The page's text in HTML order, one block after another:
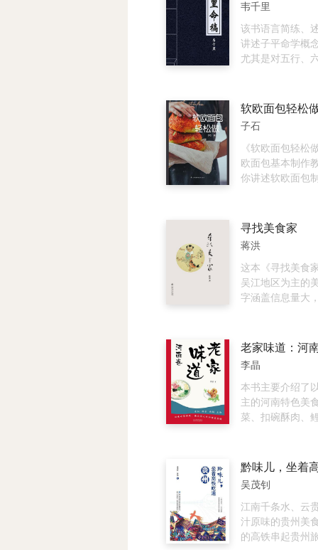
《金牌川菜》还
每道菜的摆盘要
点，菜的咸、麻
等口味的直观标
过程和收获的喜
韦千里
该书语言简练、
讲述子平命学概
尤其是对五行、
容易理解、掌握
的评断篇，基本
命书的格式：看
局、取用神、论
运、推六亲、评
业。但此书也有
分看、性格分析
弱而不是以十神
等。
软欧面包轻松
子石
《软欧面包轻松
欧面包基本制作
你讲述软欧面包
进行展示，更是
样的软欧面包生
23个的软欧面包
这本书让零基础
好者，也能轻松
爱的高颜值的软
本书第一章告诉
首先要理解面团
发酵原理、烘烤
时间、温度、面
以外，更重要的
程中添加“热爱”
一刻的美好；第
制作指南，23款
文制作教程。要
的面包，必须先
开始不断练习，
方法。当你制作
寻找美食家
蒋洪
这本《寻找美食
吴江地区为主的
字涵盖信息量大
美食家”等篇章纵
把吴江美食较全
者以朴素的文字
法，用历史的考
把这些美食绘声
读者面前。在岁
的痕迹，吃食伴
令催熟着美食。
本“舌尖上的吴江
先生从长期的实
华美食的博大精
他“生于斯，长于
老家味道：河
李晶
本书主要介绍了
主的河南特色美
菜、扣碗酥肉、
和向往，也在字
作者真挚的情感
彩生动，不仅配
插画，还附有美
步骤，以方便喜
者制作美味，打
吴茂钊
江南千条水、云
汁原味的贵州美
的高铁串起贵州